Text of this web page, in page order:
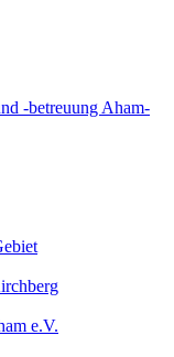
-betreuung Aham-
e.V.